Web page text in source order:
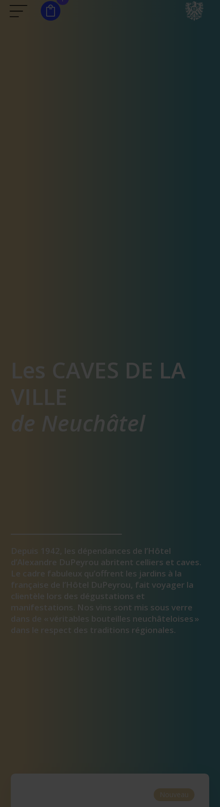
Les CAVES DE LA
VILLE
de Neuchâtel
Depuis 1942, les dépendances de l’Hôtel
d’Alexandre DuPeyrou abritent celliers et caves.
Le cadre fabuleux qu’offrent les jardins à la
française de l’Hôtel DuPeyrou, fait voyager la
clientèle lors des dégustations et
manifestations. Nos vins sont mis sous verre
dans de « véritables bouteilles neuchâteloises »
dans le respect des traditions régionales.
Nouveau